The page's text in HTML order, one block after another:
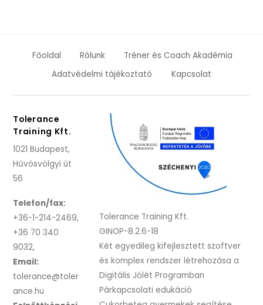
Főoldal Rólunk
Tréner és Coach Akadémia
Adatvédelmi tájékoztató
Kapcsolat
Tolerance
Training Kft.
1021 Budapest,
Hűvösvölgyi út
56
Telefon/fax:
+36-1-214-2469,
+36 70 340
9032,
Email:
tolerance@toler
ance.hu
Tolerance Training Kft.
GINOP-8.2.6-18
Két egyedileg kifejlesztett szoftver
és komplex rendszer létrehozása a
Digitális Jólét Programban
Párkapcsolati edukáció